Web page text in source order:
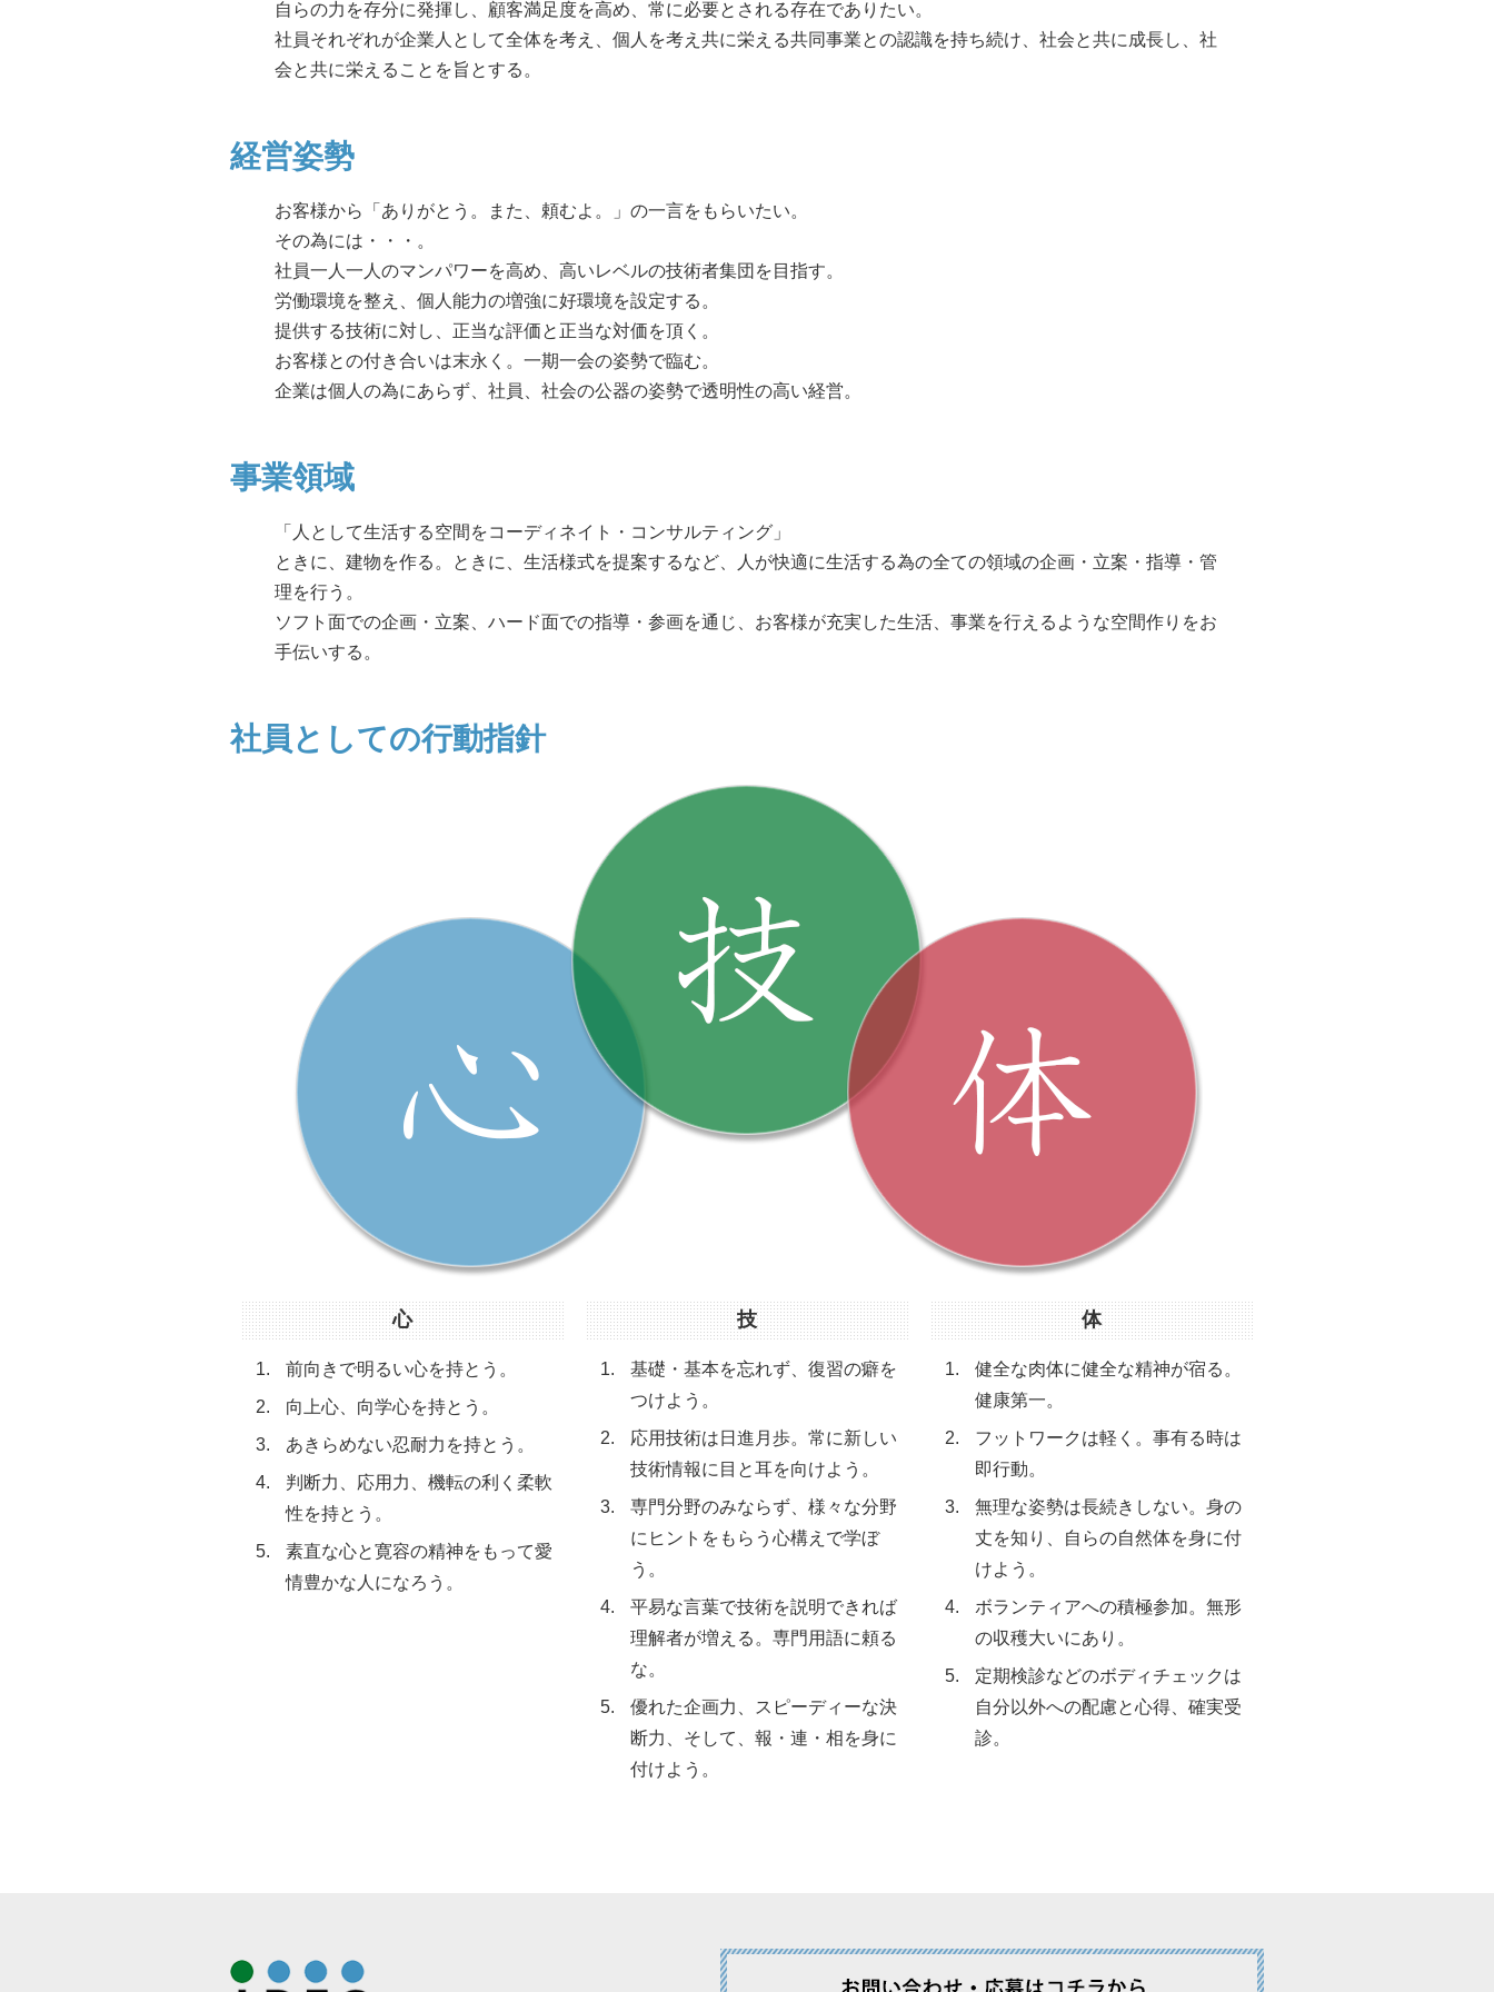
自らの力を存分に発揮し、顧客満足度を高め、常に必要とされる存在でありたい。
社員それぞれが企業人として全体を考え、個人を考え共に栄える共同事業との認識を持ち続け、社会と共に成長し、社
会と共に栄えることを旨とする。
経営姿勢
お客様から「ありがとう。また、頼むよ。」の一言をもらいたい。
その為には・・・。
社員一人一人のマンパワーを高め、高いレベルの技術者集団を目指す。
労働環境を整え、個人能力の増強に好環境を設定する。
提供する技術に対し、正当な評価と正当な対価を頂く。
お客様との付き合いは末永く。一期一会の姿勢で臨む。
企業は個人の為にあらず、社員、社会の公器の姿勢で透明性の高い経営。
事業領域
「人として生活する空間をコーディネイト・コンサルティング」
ときに、建物を作る。ときに、生活様式を提案するなど、人が快適に生活する為の全ての領域の企画・立案・指導・管
理を行う。
ソフト面での企画・立案、ハード面での指導・参画を通じ、お客様が充実した生活、事業を行えるような空間作りをお
手伝いする。
社員としての行動指針
心
前向きで明るい心を持とう。
向上心、向学心を持とう。
あきらめない忍耐力を持とう。
判断力、応用力、機転の利く柔軟
性を持とう。
素直な心と寛容の精神をもって愛
情豊かな人になろう。
技
基礎・基本を忘れず、復習の癖を
つけよう。
応用技術は日進月歩。常に新しい
技術情報に目と耳を向けよう。
専門分野のみならず、様々な分野
にヒントをもらう心構えで学ぼ
う。
平易な言葉で技術を説明できれば
理解者が増える。専門用語に頼る
な。
優れた企画力、スピーディーな決
断力、そして、報・連・相を身に
付けよう。
体
健全な肉体に健全な精神が宿る。
健康第一。
フットワークは軽く。事有る時は
即行動。
無理な姿勢は長続きしない。身の
丈を知り、自らの自然体を身に付
けよう。
ボランティアへの積極参加。無形
の収穫大いにあり。
定期検診などのボディチェックは
自分以外への配慮と心得、確実受
診。